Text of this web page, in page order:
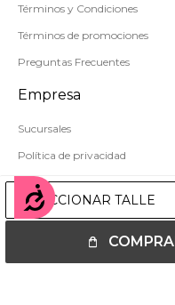
Accesibilidad
SELECCIONAR TALLE
Términos y Condiciones
Términos de promociones
Preguntas Frecuentes
Empresa
Sucursales
Política de privacidad
Mapa del sitio